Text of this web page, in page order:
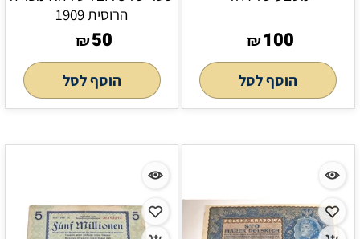
₪100
הוסף לסל
הרוסית 1909
₪50
הוסף לסל